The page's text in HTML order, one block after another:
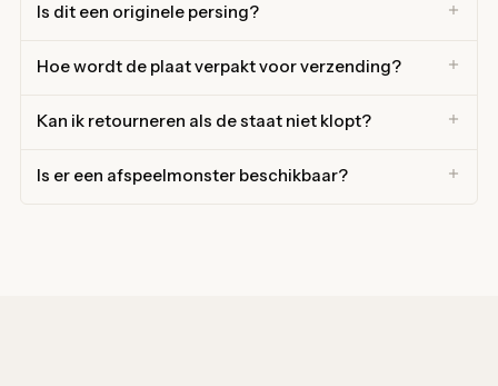
Is dit een originele persing?
Hoe wordt de plaat verpakt voor verzending?
Kan ik retourneren als de staat niet klopt?
Is er een afspeelmonster beschikbaar?